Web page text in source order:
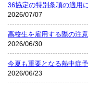
36協定の特別条項の適用
2026/07/07
高校生を雇用する際の注
2026/06/30
今夏も重要となる熱中症
2026/06/23